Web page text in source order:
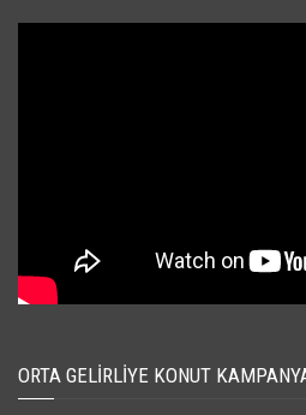
ORTA GELIRLIYE KONUT